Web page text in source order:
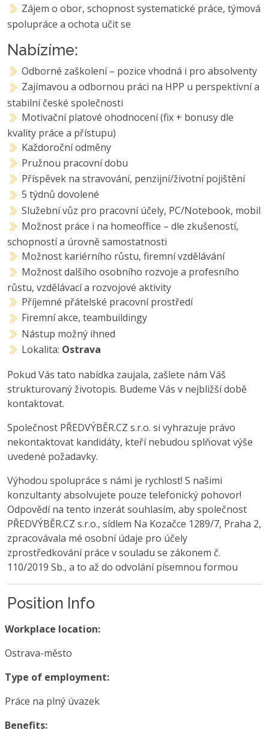
Zájem o obor, schopnost systematické práce, týmová
spolupráce a ochota učit se
Nabízíme:
Odborné zaškolení – pozice vhodná i pro absolventy
Zajímavou a odbornou práci na HPP u perspektivní a
stabilní české společnosti
Motivační platové ohodnocení (fix + bonusy dle
kvality práce a přístupu)
Každoroční odměny
Pružnou pracovní dobu
Příspěvek na stravování, penzijní/životní pojištění
5 týdnů dovolené
Služební vůz pro pracovní účely, PC/Notebook, mobil
Možnost práce i na homeoffice – dle zkušeností,
schopností a úrovně samostatnosti
Možnost kariérního růstu, firemní vzdělávání
Možnost dalšího osobního rozvoje a profesního
růstu, vzdělávací a rozvojové aktivity
Příjemné přátelské pracovní prostředí
Firemní akce, teambuildingy
Nástup možný ihned
Lokalita: Ostrava
Pokud Vás tato nabídka zaujala, zašlete nám Váš
strukturovaný životopis. Budeme Vás v nejbližší době
kontaktovat.
Společnost PŘEDVÝBĚR.CZ s.r.o. si vyhrazuje právo
nekontaktovat kandidáty, kteří nebudou splňovat výše
uvedené požadavky.
Výhodou spolupráce s námi je rychlost! S našimi
konzultanty absolvujete pouze telefonický pohovor!
Odpovědí na tento inzerát souhlasím, aby společnost
PŘEDVÝBĚR.CZ s.r.o., sídlem Na Kozačce 1289/7, Praha 2,
zpracovávala mé osobní údaje pro účely
zprostředkování práce v souladu se zákonem č.
110/2019 Sb., a to až do odvolání písemnou formou
Position Info
Workplace location:
Ostrava-město
Type of employment:
Práce na plný úvazek
Benefits: